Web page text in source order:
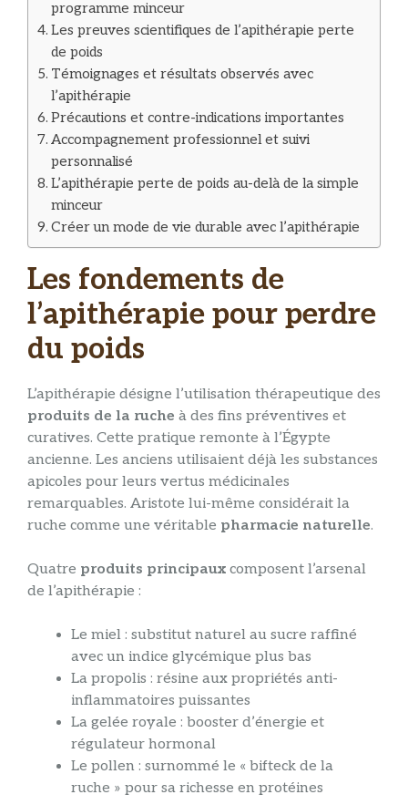
programme minceur
Les preuves scientifiques de l’apithérapie perte
de poids
Témoignages et résultats observés avec
l’apithérapie
Précautions et contre-indications importantes
Accompagnement professionnel et suivi
personnalisé
L’apithérapie perte de poids au-delà de la simple
minceur
Créer un mode de vie durable avec l’apithérapie
Les fondements de
l’apithérapie pour perdre
du poids
L’apithérapie désigne l’utilisation thérapeutique des
produits de la ruche à des fins préventives et
curatives. Cette pratique remonte à l’Égypte
ancienne. Les anciens utilisaient déjà les substances
apicoles pour leurs vertus médicinales
remarquables. Aristote lui-même considérait la
ruche comme une véritable pharmacie naturelle.
Quatre produits principaux composent l’arsenal
de l’apithérapie :
Le miel : substitut naturel au sucre raffiné
avec un indice glycémique plus bas
La propolis : résine aux propriétés anti-
inflammatoires puissantes
La gelée royale : booster d’énergie et
régulateur hormonal
Le pollen : surnommé le « bifteck de la
ruche » pour sa richesse en protéines